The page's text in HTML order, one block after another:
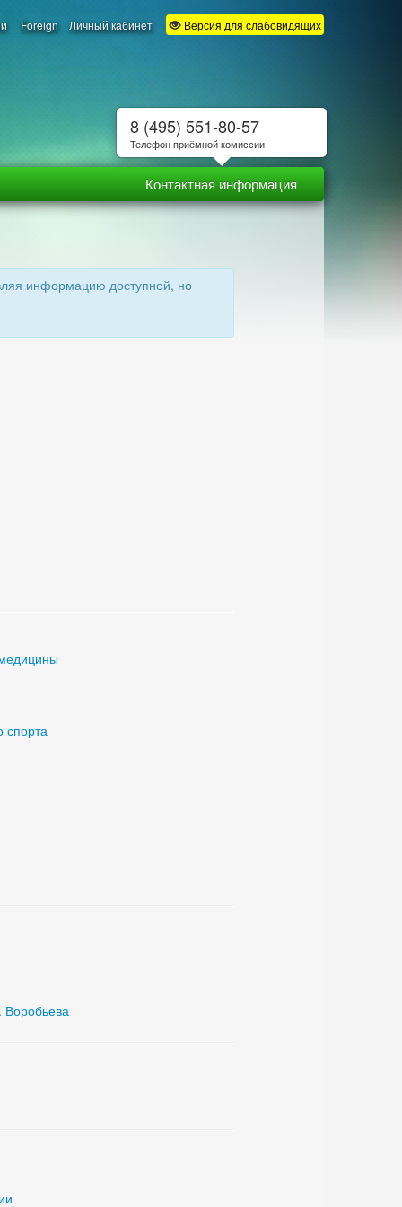
Foreign Личный кабинет Версия для слабовидящих
Контактная информация
информацию доступной, но
спорта
Воробьева
8 (495) 551-80-57
Телефон приёмной комиссии